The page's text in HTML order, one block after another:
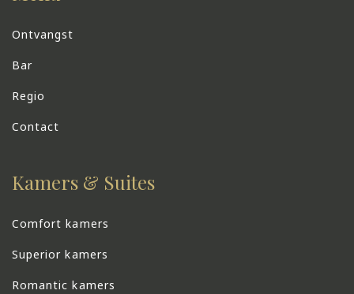
Ontvangst
Bar
Regio
Contact
Kamers & Suites
Comfort kamers
Superior kamers
Romantic kamers